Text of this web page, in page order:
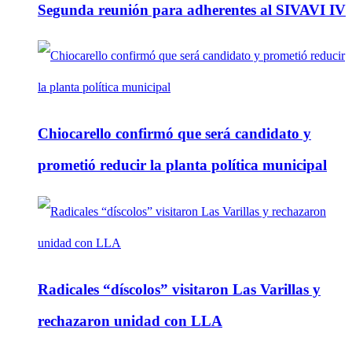
Segunda reunión para adherentes al SIVAVI IV
Chiocarello confirmó que será candidato y
prometió reducir la planta política municipal
Radicales “díscolos” visitaron Las Varillas y
rechazaron unidad con LLA